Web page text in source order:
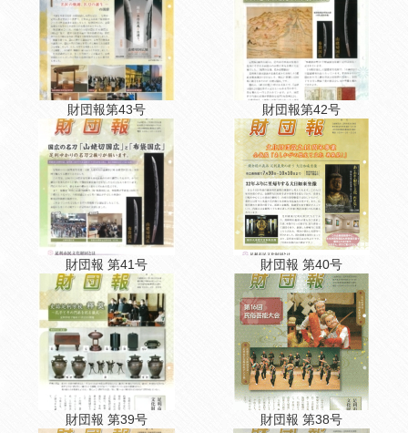
財団報第43号 財団報第42号
財団報 第41号 財団報 第40号
財団報 第39号 財団報 第38号